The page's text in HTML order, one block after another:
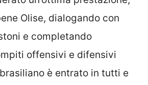
Olise, dialogando con
e completando
offensivi e difensivi
è entrato in tutti e